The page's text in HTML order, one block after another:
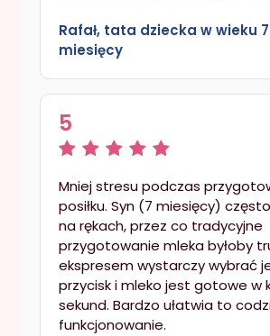
Rafał, tata dziecka w wieku
miesięcy
5
Mniej stresu podczas
posiłku. Syn (7 miesięcy)
na rękach, przez co tradycyjne
przygotowanie mleka byłoby
ekspresem wystarczy wybrać
przycisk i mleko jest gotowe w
sekund. Bardzo ułatwia to
funkcjonowanie.